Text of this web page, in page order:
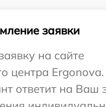
заявки
на сайте
центра
ответит на Ваш